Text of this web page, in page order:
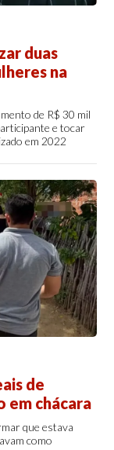
duas
na
de R$ 30 mil
e tocar
em 2022
de
em chácara
que estava
como